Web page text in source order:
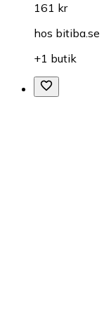
161 kr
hos bitiba.se
+1 butik